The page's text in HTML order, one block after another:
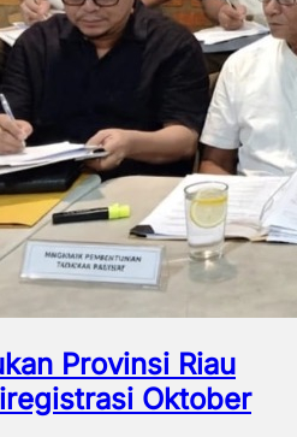
Provinsi Riau
Oktober